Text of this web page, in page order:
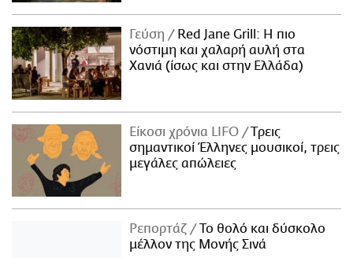
Γεύση
Red Jane Grill: Η πιο
νόστιμη και χαλαρή αυλή στα
Χανιά (ίσως και στην Ελλάδα)
Είκοσι χρόνια LIFO
Tρεις
σημαντικοί Έλληνες μουσικοί, τρεις
μεγάλες απώλειες
Ρεπορτάζ
Το θολό και δύσκολο
μέλλον της Μονής Σινά